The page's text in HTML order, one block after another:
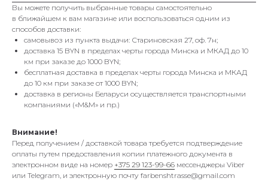
Вы можете получить выбранные товары самостоятельно
в ближайшем к вам магазине или воспользоваться одним из
способов доставки:
самовывоз из пункта выдачи: Стариновская 27, оф. 7н;
доставка 15 BYN в пределах черты города Минска и МКАД до 10
км при заказе до 1000 BYN;
бесплатная доставка в пределах черты города Минска и МКАД
до 10 км при заказе от 1000 BYN;
доставка в регионы Беларуси осуществляется транспортными
компаниями («M&M» и пр.)
Внимание!
Перед получением / доставкой товара требуется подтверждение
оплаты путем предоставления копии платежного документа в
электронном виде на номер +375 29 123-99-66 мессенджеры Viber
или Telegram, и электронную почту farbenshtrasse@gmail.com